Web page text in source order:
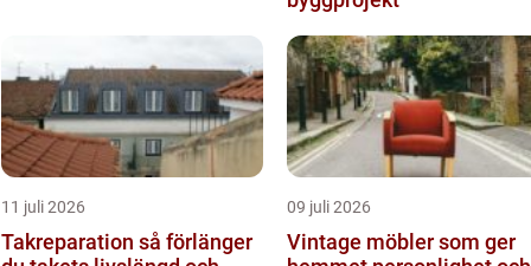
11 juli 2026
Takreparation så förlänger
09 juli 2026
Vintage möbler som ger